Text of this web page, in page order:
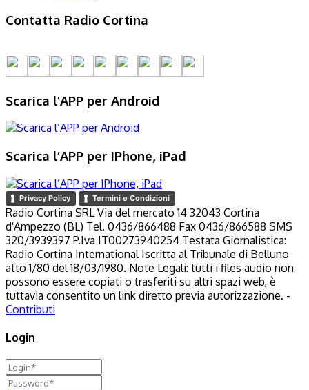
Contatta Radio Cortina
Scarica l’APP per Android
Scarica l’APP per IPhone, iPad
Privacy Policy Termini e Condizioni
Radio Cortina SRL Via del mercato 14 32043 Cortina
d'Ampezzo (BL) Tel. 0436/866488 Fax 0436/866588 SMS
320/3939397 P.Iva IT00273940254 Testata Giornalistica:
Radio Cortina International Iscritta al Tribunale di Belluno
atto 1/80 del 18/03/1980. Note Legali: tutti i files audio non
possono essere copiati o trasferiti su altri spazi web, è
tuttavia consentito un link diretto previa autorizzazione. -
Contributi
Login